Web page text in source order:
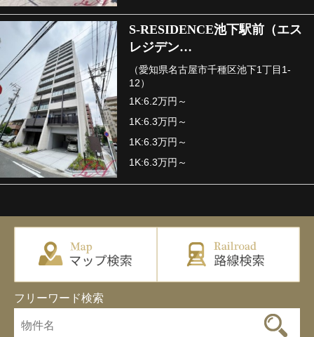
S-RESIDENCE池下駅前（エス
レジデン…
（愛知県名古屋市千種区池下1丁目1-
12）
1K:6.2万円～
1K:6.3万円～
1K:6.3万円～
1K:6.3万円～
フリーワード検索